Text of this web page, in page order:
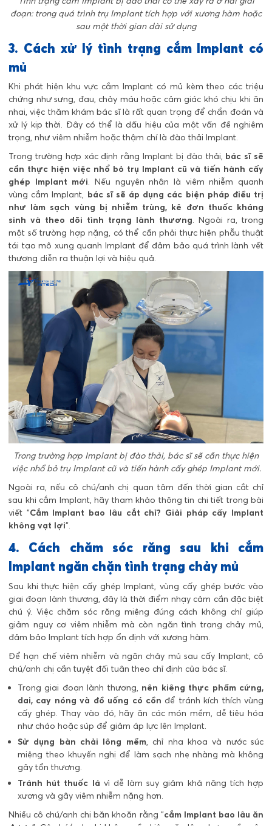
đoạn: trong quá trình trụ Implant tích hợp với xương hàm hoặc
sau một thời gian dài sử dụng
3. Cách xử lý tình trạng cắm Implant có
mủ
Khi phát hiện khu vực cắm Implant có mủ kèm theo các triệu
chứng như sưng, đau, chảy máu hoặc cảm giác khó chịu khi ăn
nhai, việc thăm khám bác sĩ là rất quan trọng để chẩn đoán và
xử lý kịp thời. Đây có thể là dấu hiệu của một vấn đề nghiêm
trọng, như viêm nhiễm hoặc thậm chí là đào thải Implant.
Trong trường hợp xác định rằng Implant bị đào thải, bác sĩ sẽ
cần thực hiện việc nhổ bỏ trụ Implant cũ và tiến hành cấy
ghép Implant mới. Nếu nguyên nhân là viêm nhiễm quanh
vùng cắm Implant, bác sĩ sẽ áp dụng các biện pháp điều trị
như làm sạch vùng bị nhiễm trùng, kê đơn thuốc kháng
sinh và theo dõi tình trạng lành thương. Ngoài ra, trong
một số trường hợp nặng, có thể cần phải thực hiện phẫu thuật
tái tạo mô xung quanh Implant để đảm bảo quá trình lành vết
thương diễn ra thuận lợi và hiệu quả.
Trong trường hợp Implant bị đào thải, bác sĩ sẽ cần thực hiện
việc nhổ bỏ trụ Implant cũ và tiến hành cấy ghép Implant mới.
Ngoài ra, nếu cô chú/anh chị quan tâm đến thời gian cắt chỉ
sau khi cắm Implant, hãy tham khảo thông tin chi tiết trong bài
viết "Cắm Implant bao lâu cắt chỉ? Giải pháp cấy Implant
không vạt lợi".
4. Cách chăm sóc răng sau khi cắm
Implant ngăn chặn tình trạng chảy mủ
Sau khi thực hiện cấy ghép Implant, vùng cấy ghép bước vào
giai đoạn lành thương, đây là thời điểm nhạy cảm cần đặc biệt
chú ý. Việc chăm sóc răng miệng đúng cách không chỉ giúp
giảm nguy cơ viêm nhiễm mà còn ngăn tình trạng chảy mủ,
đảm bảo Implant tích hợp ổn định với xương hàm.
Để hạn chế viêm nhiễm và ngăn chảy mủ sau cấy Implant, cô
chú/anh chị cần tuyệt đối tuân theo chỉ định của bác sĩ.
Trong giai đoạn lành thương, nên kiêng thực phẩm cứng,
dai, cay nóng và đồ uống có cồn để tránh kích thích vùng
cấy ghép. Thay vào đó, hãy ăn các món mềm, dễ tiêu hóa
như cháo hoặc súp để giảm áp lực lên Implant.
Sử dụng bàn chải lông mềm, chỉ nha khoa và nước súc
miệng theo khuyến nghị để làm sạch nhẹ nhàng mà không
gây tổn thương.
Tránh hút thuốc lá vì dễ làm suy giảm khả năng tích hợp
xương và gây viêm nhiễm nặng hơn.
Nhiều cô chú/anh chị băn khoăn rằng "cắm Implant bao lâu ăn